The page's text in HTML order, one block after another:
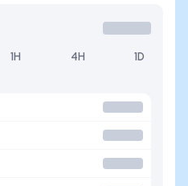
1H 4H 1D